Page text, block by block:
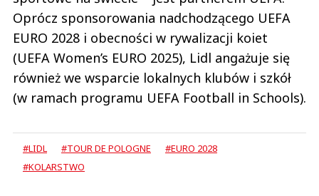
Oprócz sponsorowania nadchodzącego UEFA
EURO 2028 i obecności w rywalizacji koiet
(UEFA Women’s EURO 2025), Lidl angażuje się
również we wsparcie lokalnych klubów i szkół
(w ramach programu UEFA Football in Schools).
#LIDL #TOUR DE POLOGNE
#EURO 2028
#KOLARSTWO